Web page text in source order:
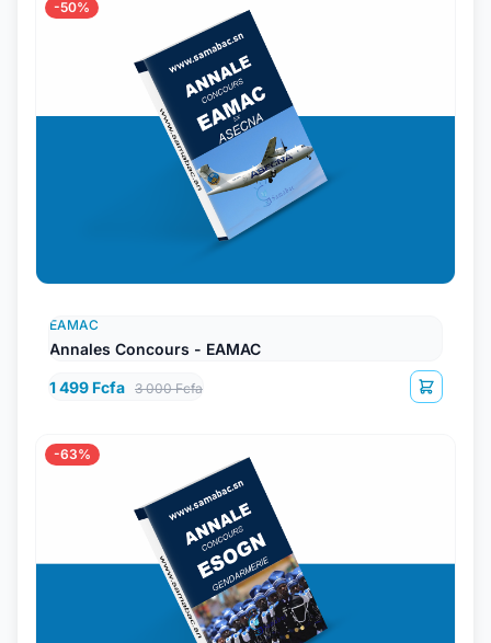
-50%
EAMAC
Annales Concours - EAMAC
1 499 Fcfa 3 000 Fcfa
-63%